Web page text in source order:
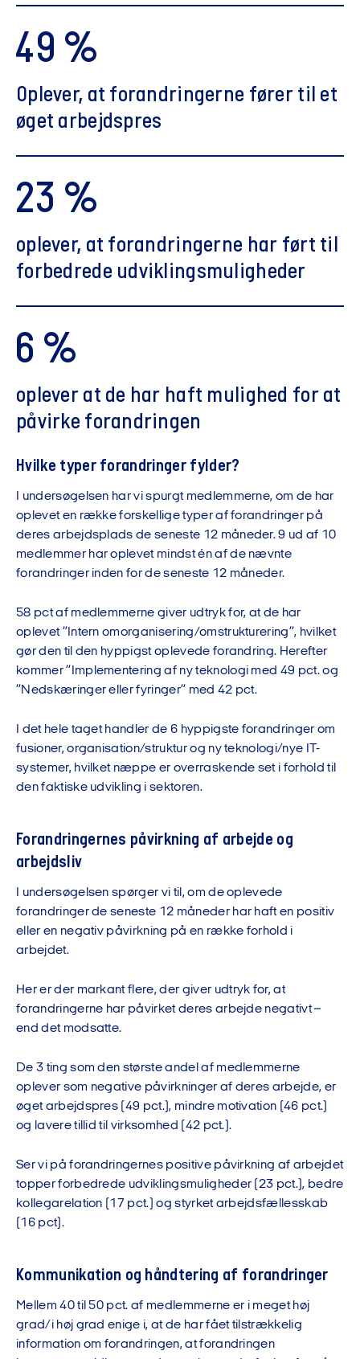
49 %
Oplever, at forandringerne fører til et
øget arbejdspres
23 %
oplever, at forandringerne har ført til
forbedrede udviklingsmuligheder
6 %
oplever at de har haft mulighed for at
påvirke forandringen
Hvilke typer forandringer fylder?
I undersøgelsen har vi spurgt medlemmerne, om de har
oplevet en række forskellige typer af forandringer på
deres arbejdsplads de seneste 12 måneder. 9 ud af 10
medlemmer har oplevet mindst én af de nævnte
forandringerinden for de seneste 12 måneder.
58 pct af medlemmerne giver udtryk for, at de har
oplevet ”Intern omorganisering/omstrukturering”, hvilket
gør den til den hyppigst oplevede forandring. Herefter
kommer ”Implementering af ny teknologi med 49 pct. og
”Nedskæringer eller fyringer” med 42 pct.
I det hele taget handler de 6 hyppigste forandringer om
fusioner, organisation/struktur og ny teknologi/nye IT-
systemer, hvilket næppe er overraskende set i forhold til
den faktiske udvikling i sektoren.
Forandringernes påvirkning af arbejde og
arbejdsliv
I undersøgelsen spørger vi til, om de oplevede
forandringer de seneste 12 måneder har haft en positiv
eller en negativ påvirkning på en række forhold i
arbejdet.
Her er der markant flere, der giver udtryk for, at
forandringerne har påvirket deres arbejde negativt –
end det modsatte.
De 3 ting som den største andel af medlemmerne
oplever som negative påvirkninger af deres arbejde, er
øget arbejdspres (49 pct.), mindre motivation (46 pct.)
og lavere tillid til virksomhed (42 pct.).
Ser vi på forandringernes positive påvirkning af arbejdet
topper forbedrede udviklingsmuligheder (23 pct.), bedre
kollegarelation (17 pct.) og styrket arbejdsfællesskab
(16 pct).
Kommunikation og håndtering af forandringer
Mellem 40 til 50 pct. af medlemmerne er i meget høj
grad/i høj grad enige i, at de har fået tilstrækkelig
information om forandringen, at forandringen